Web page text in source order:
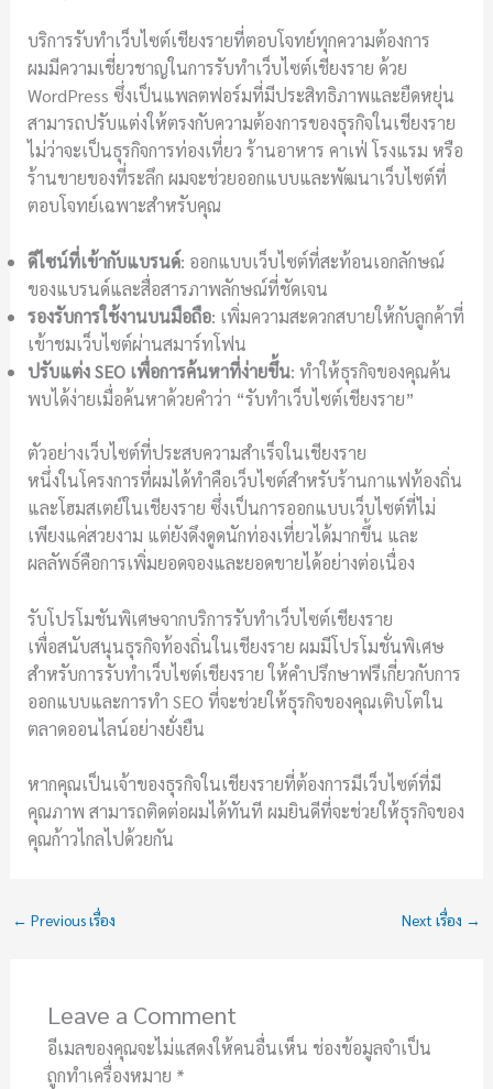
บริการรับทำเว็บไซต์เชียงรายที่ตอบโจทย์ทุกความต้องการ
ผมมีความเชี่ยวชาญในการรับทำเว็บไซต์เชียงราย ด้วย
WordPress ซึ่งเป็นแพลตฟอร์มที่มีประสิทธิภาพและยืดหยุ่น
สามารถปรับแต่งให้ตรงกับความต้องการของธุรกิจในเชียงราย
ไม่ว่าจะเป็นธุรกิจการท่องเที่ยว ร้านอาหาร คาเฟ่ โรงแรม หรือ
ร้านขายของที่ระลึก ผมจะช่วยออกแบบและพัฒนาเว็บไซต์ที่
ตอบโจทย์เฉพาะสำหรับคุณ
ดีไซน์ที่เข้ากับแบรนด์: ออกแบบเว็บไซต์ที่สะท้อนเอกลักษณ์
ของแบรนด์และสื่อสารภาพลักษณ์ที่ชัดเจน
รองรับการใช้งานบนมือถือ: เพิ่มความสะดวกสบายให้กับลูกค้าที่
เข้าชมเว็บไซต์ผ่านสมาร์ทโฟน
ปรับแต่ง SEO เพื่อการค้นหาที่ง่ายขึ้น: ทำให้ธุรกิจของคุณค้น
พบได้ง่ายเมื่อค้นหาด้วยคำว่า “รับทำเว็บไซต์เชียงราย”
ตัวอย่างเว็บไซต์ที่ประสบความสำเร็จในเชียงราย
หนึ่งในโครงการที่ผมได้ทำคือเว็บไซต์สำหรับร้านกาแฟท้องถิ่น
และโฮมสเตย์ในเชียงราย ซึ่งเป็นการออกแบบเว็บไซต์ที่ไม่
เพียงแค่สวยงาม แต่ยังดึงดูดนักท่องเที่ยวได้มากขึ้น และ
ผลลัพธ์คือการเพิ่มยอดจองและยอดขายได้อย่างต่อเนื่อง
รับโปรโมชันพิเศษจากบริการรับทำเว็บไซต์เชียงราย
เพื่อสนับสนุนธุรกิจท้องถิ่นในเชียงราย ผมมีโปรโมชั่นพิเศษ
สำหรับการรับทำเว็บไซต์เชียงราย ให้คำปรึกษาฟรีเกี่ยวกับการ
ออกแบบและการทำ SEO ที่จะช่วยให้ธุรกิจของคุณเติบโตใน
ตลาดออนไลน์อย่างยั่งยืน
หากคุณเป็นเจ้าของธุรกิจในเชียงรายที่ต้องการมีเว็บไซต์ที่มี
คุณภาพ สามารถติดต่อผมได้ทันที ผมยินดีที่จะช่วยให้ธุรกิจของ
คุณก้าวไกลไปด้วยกัน
← Previous เรื่อง Next เรื่อง →
Leave a Comment
อีเมลของคุณจะไม่แสดงให้คนอื่นเห็น ช่องข้อมูลจำเป็น
ถูกทำเครื่องหมาย *